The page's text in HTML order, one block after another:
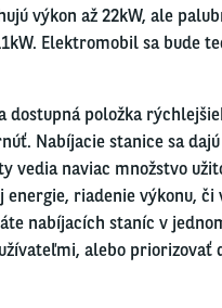
výkon až 22kW, ale
Elektromobil sa bude
položka
Nabíjacie stanice sa
vedia naviac množstvo
riadenie výkonu, či
nabíjacích staníc v
alebo priorizovať